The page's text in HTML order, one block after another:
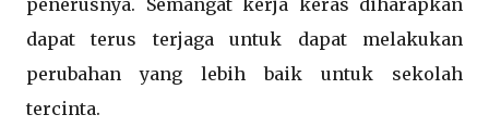
penerusnya. Semangat kerja keras diharapkan
dapat terus terjaga untuk dapat melakukan
perubahan yang lebih baik untuk sekolah
tercinta.